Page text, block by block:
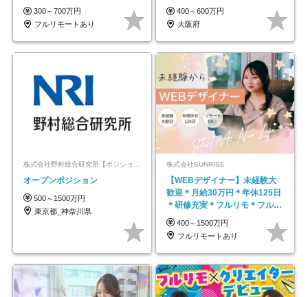
★年休最大130日★
300～700万円
フルリモートあり
400～600万円
大阪府
オープンポジション
500～1500万円
東京都_神奈川県
株式会社SUNRISE
【WEBデザイナー】未経験大
歓迎＊月給30万円＊年休125日
＊研修充実＊フルリモ＊フルフ
レックス＊
400～1500万円
フルリモートあり